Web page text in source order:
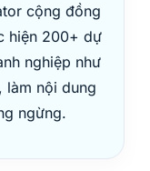
cộng đồng
hiện 200+ dự
nghiệp như
làm nội dung
ngừng.